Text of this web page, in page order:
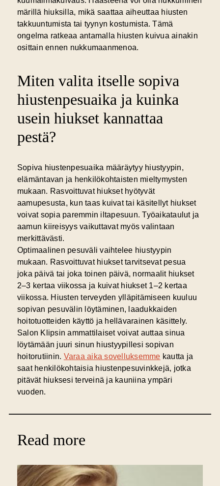
märillä hiuksilla, mikä saattaa aiheuttaa hiusten
takkuuntumista tai tyynyn kostumista. Tämä
ongelma ratkeaa antamalla hiusten kuivua ainakin
osittain ennen nukkumaanmenoa.
Miten valita itselle sopiva
hiustenpesuaika ja kuinka
usein hiukset kannattaa
pestä?
Sopiva hiustenpesuaika määräytyy hiustyypin,
elämäntavan ja henkilökohtaisten mieltymysten
mukaan. Rasvoittuvat hiukset hyötyvät
aamupesusta, kun taas kuivat tai käsitellyt hiukset
voivat sopia paremmin iltapesuun. Työaikataulut ja
aamun kiireisyys vaikuttavat myös valintaan
merkittävästi.
Optimaalinen pesuväli vaihtelee hiustyypin
mukaan. Rasvoittuvat hiukset tarvitsevat pesua
joka päivä tai joka toinen päivä, normaalit hiukset
2–3 kertaa viikossa ja kuivat hiukset 1–2 kertaa
viikossa. Hiusten terveyden ylläpitämiseen kuuluu
sopivan pesuvälin löytäminen, laadukkaiden
hoitotuotteiden käyttö ja hellävarainen käsittely.
Salon Klipsin ammattilaiset voivat auttaa sinua
löytämään juuri sinun hiustyypillesi sopivan
hoitorutiinin. Varaa aika sovelluksemme kautta ja
saat henkilökohtaisia hiustenpesuvinkkejä, jotka
pitävät hiuksesi terveinä ja kauniina ympäri
vuoden.
Read more